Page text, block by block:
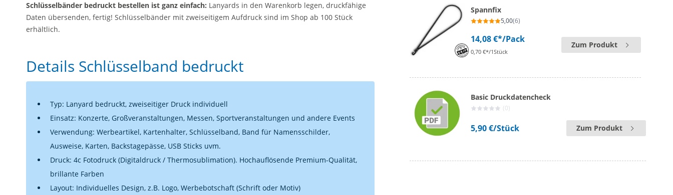
Schlüsselbänder bedruckt bestellen ist ganz einfach: Lanyards in den Warenkorb legen, druckfähige
Daten übersenden, fertig! Schlüsselbänder mit zweiseitigem Aufdruck sind im Shop ab 100 Stück
erhältlich.
Details Schlüsselband bedruckt
Typ: Lanyard bedruckt, zweiseitiger Druck individuell
Einsatz: Konzerte, Großveranstaltungen, Messen, Sportveranstaltungen und andere Events
Verwendung: Werbeartikel, Kartenhalter, Schlüsselband, Band für Namensschilder,
Ausweise, Karten, Backstagepässe, USB Sticks uvm.
Druck: 4c Fotodruck (Digitaldruck / Thermosublimation). Hochauflösende Premium-Qualität,
brillante Farben
Layout: Individuelles Design, z.B. Logo, Werbebotschaft (Schrift oder Motiv)
Spannfix
5,00(6)
14,08 €*/Pack
0,70 €*/1Stück
Zum Produkt
Basic Druckdatencheck
(0)
5,90 €/Stück Zum Produkt